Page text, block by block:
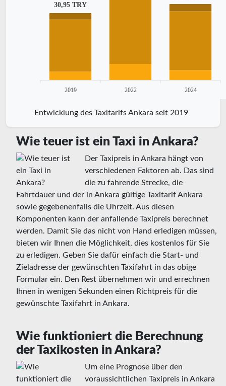
30,95 TRY
2019 2022 2024
Entwicklung des Taxitarifs Ankara seit 2019
Wie teuer ist ein Taxi in Ankara?
Der Taxipreis in Ankara hängt von
verschiedenen Faktoren ab. Das sind
die zu fahrende Strecke, die
Fahrtdauer und der in Ankara gültige Taxitarif Ankara
sowie gegebenenfalls die Uhrzeit. Aus diesen
Komponenten kann der anfallende Taxipreis berechnet
werden. Damit Sie das nicht von Hand erledigen müssen,
bieten wir Ihnen die Möglichkeit, dies kostenlos für Sie
zu erledigen. Geben Sie dafür einfach die Start- und
Zieladresse der gewünschten Taxifahrt in das obige
Formular ein. Den Rest übernehmen wir und errechnen
Ihnen in wenigen Sekunden einen Richtpreis für die
gewünschte Taxifahrt in Ankara.
Wie funktioniert die Berechnung
der Taxikosten in Ankara?
Um eine Prognose über den
voraussichtlichen Taxipreis in Ankara